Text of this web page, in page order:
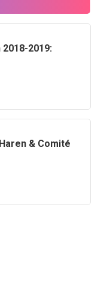
2019:
& Comité